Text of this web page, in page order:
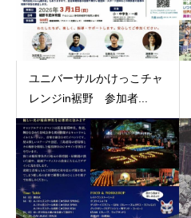
ユニバーサルかけっこチャ
レンジin裾野 参加者...